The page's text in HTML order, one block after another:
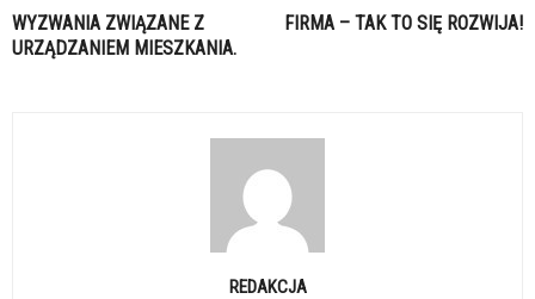
WYZWANIA ZWIĄZANE Z
URZĄDZANIEM MIESZKANIA.
FIRMA – TAK TO SIĘ ROZWIJA!
REDAKCJA